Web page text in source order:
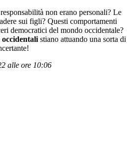
non erano personali? Le
sui figli? Questi comportamenti
democratici del mondo occidentale?
occidentali stiano attuando una sorta di
alle ore 10:06